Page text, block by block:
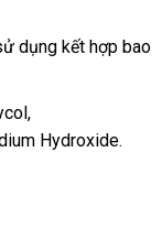
dụng kết hợp bao
Hydroxide.